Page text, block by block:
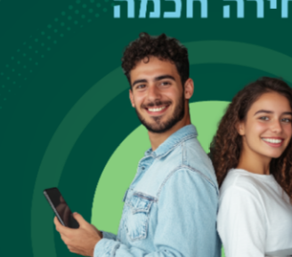
מציע תשובות למי שתוהה
במרכז סגול להזדקנות בריאה של
עקבו אחרינו גם בוואטצאפ